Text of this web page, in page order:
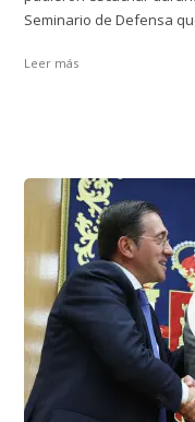
Seminario de Defensa
Leer más